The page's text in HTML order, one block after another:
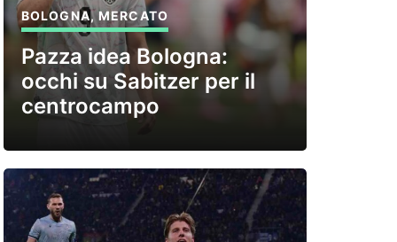
BOLOGNA,MERCATO
Pazza idea Bologna:
occhi su Sabitzer per il
centrocampo